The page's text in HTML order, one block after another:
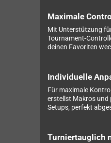
Maximale
Mit Unterstützung
Tournament-
deinen Favoriten
Individuelle
Für maximale
erstellst Makros und
Setups, perfekt
Turniertauglich